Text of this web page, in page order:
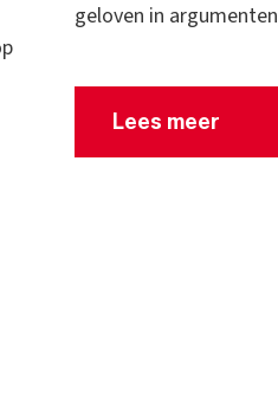
geloven in
Lees meer